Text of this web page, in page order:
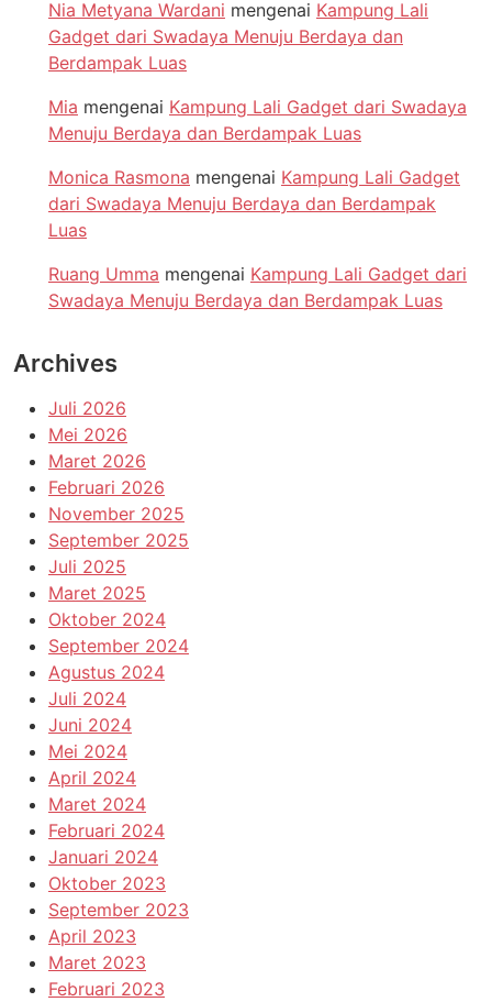
Nia Metyana Wardani mengenai Kampung Lali
Gadget dari Swadaya Menuju Berdaya dan
Berdampak Luas
Mia mengenai Kampung Lali Gadget dari Swadaya
Menuju Berdaya dan Berdampak Luas
Monica Rasmona mengenai Kampung Lali Gadget
dari Swadaya Menuju Berdaya dan Berdampak
Luas
Ruang Umma mengenai Kampung Lali Gadget dari
Swadaya Menuju Berdaya dan Berdampak Luas
Archives
Juli 2026
Mei 2026
Maret 2026
Februari 2026
November 2025
September 2025
Juli 2025
Maret 2025
Oktober 2024
September 2024
Agustus 2024
Juli 2024
Juni 2024
Mei 2024
April 2024
Maret 2024
Februari 2024
Januari 2024
Oktober 2023
September 2023
April 2023
Maret 2023
Februari 2023